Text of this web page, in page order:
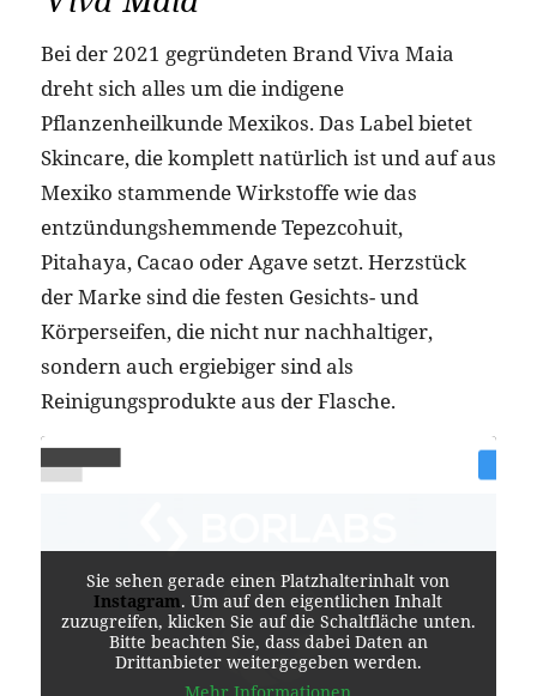
Bei der 2021 gegründeten Brand Viva Maia
dreht sich alles um die indigene
Pflanzenheilkunde Mexikos. Das Label bietet
Skincare, die komplett natürlich ist und auf aus
Mexiko stammende Wirkstoffe wie das
entzündungshemmende Tepezcohuit,
Pitahaya, Cacao oder Agave setzt. Herzstück
der Marke sind die festen Gesichts- und
Körperseifen, die nicht nur nachhaltiger,
sondern auch ergiebiger sind als
Reinigungsprodukte aus der Flasche.
Sie sehen gerade einen Platzhalterinhalt von
Instagram. Um auf den eigentlichen Inhalt
zuzugreifen, klicken Sie auf die Schaltfläche unten.
Bitte beachten Sie, dass dabei Daten an
Drittanbieter weitergegeben werden.